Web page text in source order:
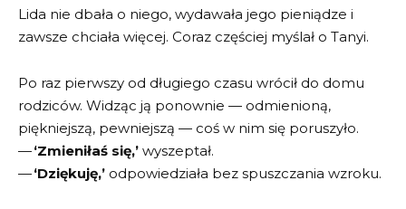
Lida nie dbała o niego, wydawała jego pieniądze i
zawsze chciała więcej. Coraz częściej myślał o Tanyi.
Po raz pierwszy od długiego czasu wrócił do domu
rodziców. Widząc ją ponownie — odmienioną,
piękniejszą, pewniejszą — coś w nim się poruszyło.
—‘Zmieniłaś się,’ wyszeptał.
—‘Dziękuję,’ odpowiedziała bez spuszczania wzroku.